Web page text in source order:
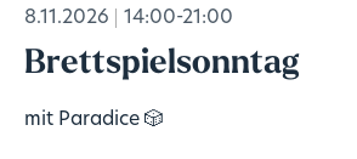
8.11.2026 14:00-21:00
Brettspielsonntag
mit Paradice 🎲